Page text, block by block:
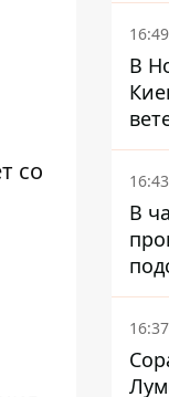
со
16:49
В
16:43
В
16:37